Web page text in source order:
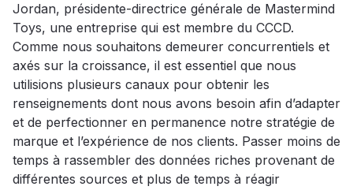
Jordan, présidente-directrice générale de Mastermind
Toys, une entreprise qui est membre du CCCD.
Comme nous souhaitons demeurer concurrentiels et
axés sur la croissance, il est essentiel que nous
utilisions plusieurs canaux pour obtenir les
renseignements dont nous avons besoin afin d’adapter
et de perfectionner en permanence notre stratégie de
marque et l’expérience de nos clients. Passer moins de
temps à rassembler des données riches provenant de
différentes sources et plus de temps à réagir